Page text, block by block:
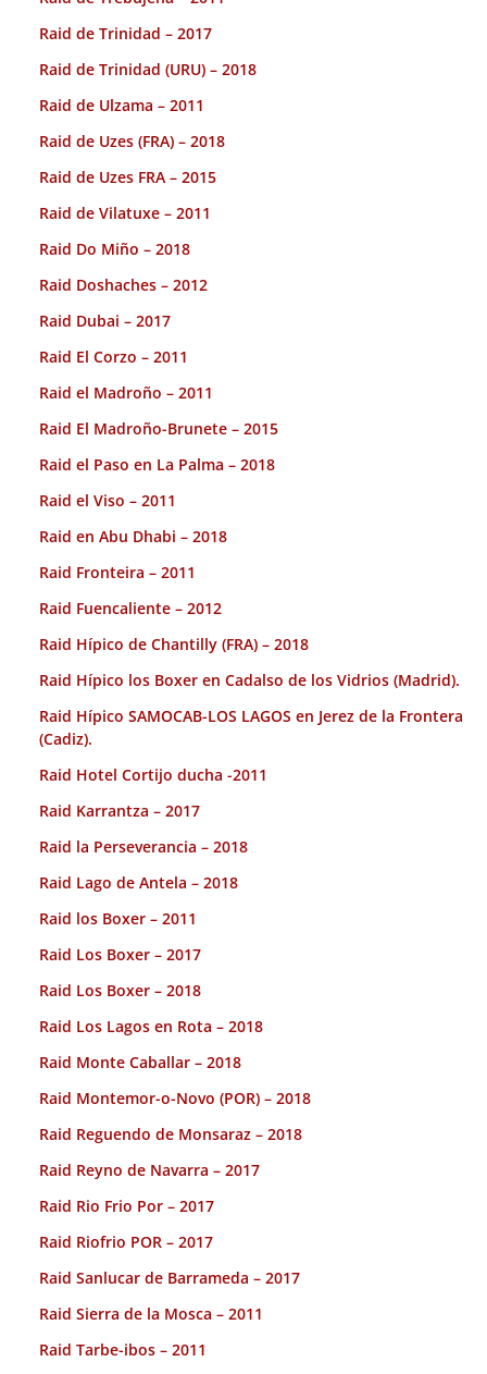
Raid de Trinidad – 2017
Raid de Trinidad (URU) – 2018
Raid de Ulzama – 2011
Raid de Uzes (FRA) – 2018
Raid de Uzes FRA – 2015
Raid de Vilatuxe – 2011
Raid Do Miño – 2018
Raid Doshaches – 2012
Raid Dubai – 2017
Raid El Corzo – 2011
Raid el Madroño – 2011
Raid El Madroño-Brunete – 2015
Raid el Paso en La Palma – 2018
Raid el Viso – 2011
Raid en Abu Dhabi – 2018
Raid Fronteira – 2011
Raid Fuencaliente – 2012
Raid Hípico de Chantilly (FRA) – 2018
Raid Hípico los Boxer en Cadalso de los Vidrios (Madrid).
Raid Hípico SAMOCAB-LOS LAGOS en Jerez de la Frontera
(Cadiz).
Raid Hotel Cortijo ducha -2011
Raid Karrantza – 2017
Raid la Perseverancia – 2018
Raid Lago de Antela – 2018
Raid los Boxer – 2011
Raid Los Boxer – 2017
Raid Los Boxer – 2018
Raid Los Lagos en Rota – 2018
Raid Monte Caballar – 2018
Raid Montemor-o-Novo (POR) – 2018
Raid Reguendo de Monsaraz – 2018
Raid Reyno de Navarra – 2017
Raid Rio Frio Por – 2017
Raid Riofrio POR – 2017
Raid Sanlucar de Barrameda – 2017
Raid Sierra de la Mosca – 2011
Raid Tarbe-ibos – 2011